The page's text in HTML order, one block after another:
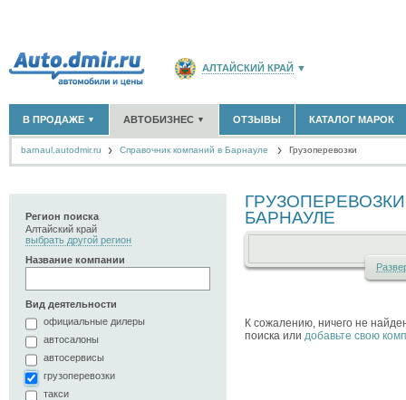
АЛТАЙСКИЙ КРАЙ ▼
МОСКВА И ОБЛАСТЬ(58180)
САНКТ-ПЕТЕРБУРГ И ОБЛАСТЬ
КРЫМ РЕСПУБЛИКА (412)
СЕВАСТОПОЛЬ(11)
СПИСОК ВСЕХ РЕГИОНОВ
В ПРОДАЖЕ ▼
НОВЫЕ АВТОМОБИЛИ(3)
АВТОБИЗНЕС ▼
ОФИЦИАЛЬНЫЕ ДИЛЕРЫ(3)
ЗАПЧАСТИ
ОТЗЫВЫ КАТАЛОГ МАРОК
barnaul.autodmir.ru Cправочник компаний в Барнауле Грузоперевозки
Регион поиска
Алтайский край
выбрать другой регион
Название компании
Вид деятельности
официальные дилеры
автосалоны
автосервисы
грузоперевозки
такси
БАРНАУЛЕ
Раз
К сожалению, ничего не
поиска или добавьте свою